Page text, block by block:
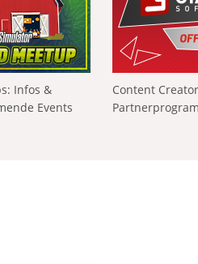
Infos &
Events
Content